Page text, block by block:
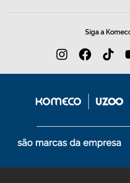
Siga a